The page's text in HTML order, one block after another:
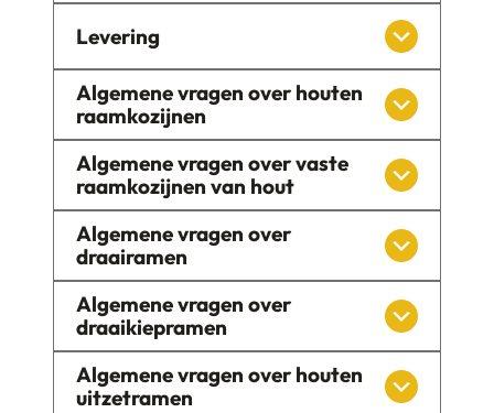
Levering
Algemene vragen over houten
raamkozijnen
Algemene vragen over vaste
raamkozijnen van hout
Algemene vragen over
draairamen
Algemene vragen over
draaikiepramen
Algemene vragen over houten
uitzetramen